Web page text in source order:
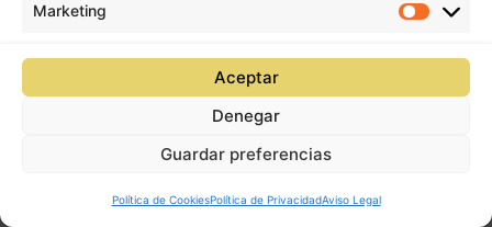
Marketing
Aceptar
Denegar
Guardar preferencias
Política de CookiesPolítica de PrivacidadAviso Legal